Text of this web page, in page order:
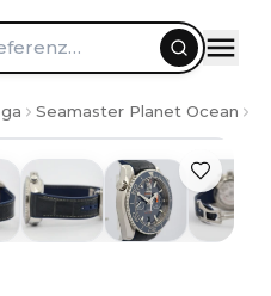
Seamaster Planet Ocean